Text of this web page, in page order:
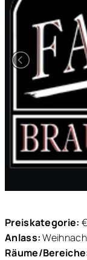
Preiskategorie:
Anlass:
Räume/